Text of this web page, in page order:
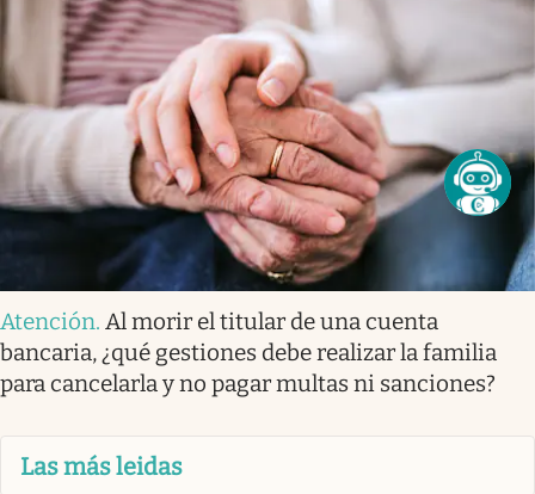
Atención. Al morir el titular de una cuenta
bancaria, ¿qué gestiones debe realizar la familia
para cancelarla y no pagar multas ni sanciones?
Las más leidas